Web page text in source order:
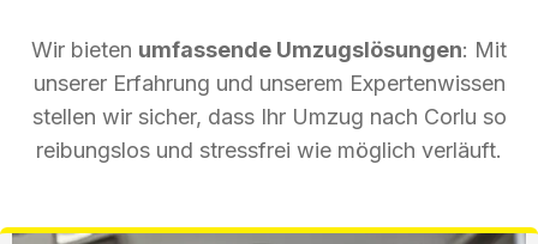
Wir bieten umfassende Umzugslösungen: Mit
unserer Erfahrung und unserem Expertenwissen
stellen wir sicher, dass Ihr Umzug nach Corlu so
reibungslos und stressfrei wie möglich verläuft.